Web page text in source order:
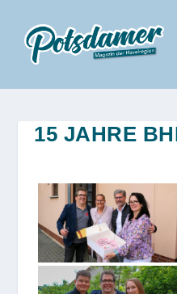
15 JAHRE